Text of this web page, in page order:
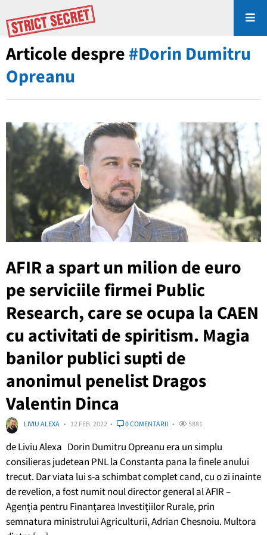
Articole despre #Dorin Dumitru
Opreanu
AFIR a spart un milion de euro
pe serviciile firmei Public
Research, care se ocupa la CAEN
cu activitati de spiritism. Magia
banilor publici supti de
anonimul penelist Dragos
Valentin Dinca
LIVIU ALEXA 12 FEB. 2022 0 COMENTARII 5881
de Liviu Alexa Dorin Dumitru Opreanu era un simplu
consilieras judetean PNL la Constanta pana la finele anului
trecut. Dar viata lui s-a schimbat complet cand, cu o zi inainte
de revelion, a fost numit noul director general al AFIR –
Agenția pentru Finanțarea Investițiilor Rurale, prin
semnatura ministrului Agriculturii, Adrian Chesnoiu. Multora